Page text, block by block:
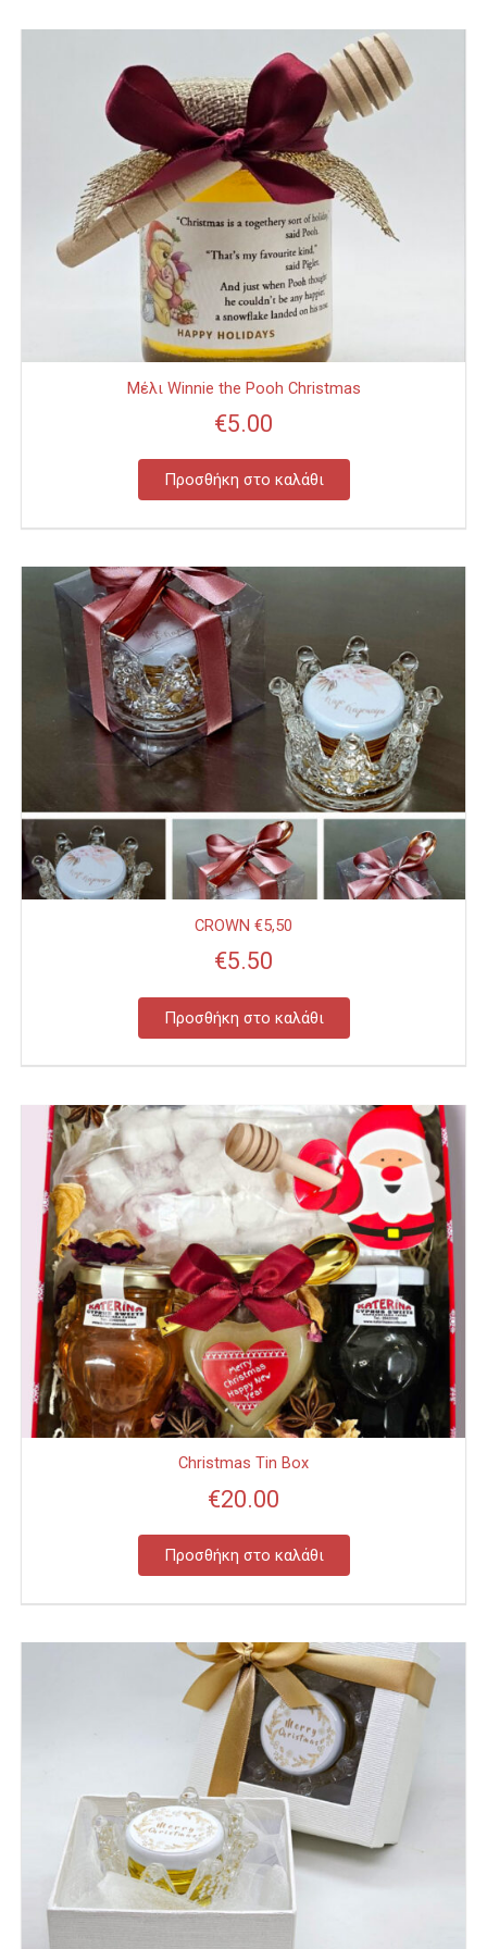
Μέλι Winnie the Pooh Christmas
€5.00
Προσθήκη στο καλάθι
CROWN €5,50
€5.50
Προσθήκη στο καλάθι
Christmas Tin Box
€20.00
Προσθήκη στο καλάθι